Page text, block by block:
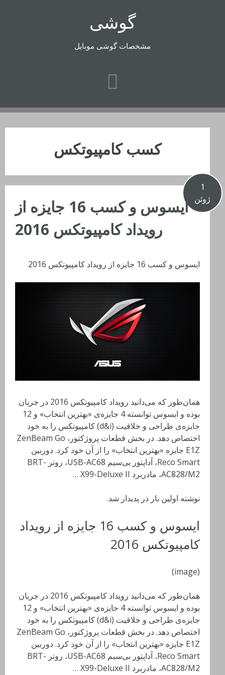
گوشی
مشخصات گوشی موبایل
کسب کامپیوتکس
1
ژوئن
ایسوس و کسب 16 جایزه از
رویداد کامپیوتکس 2016
ایسوس و کسب 16 جایزه از رویداد کامپیوتکس 2016
همان‌طور که می‌دانید رویداد کامپیوتکس 2016 در جریان
بوده و ایسوس توانسته 4 جایزه‌ی «بهترین انتخاب» و 12
جایزه‌‌ی طراحی و خلاقیت (d&i) کامپیوتکس را به خود
اختصاص دهد. در بخش قطعات پروژکتور، ZenBeam Go
E1Z جایزه «بهترین انتخاب» را از آن خود کرد. دوربین
Reco Smart، آداپتور بی‌سیم USB-AC68، روتر BRT-
AC828/M2، مادربرد X99-Deluxe II …
نوشته اولین بار در پدیدار شد.
ایسوس و کسب 16 جایزه از رویداد
کامپیوتکس 2016
(image)
همان‌طور که می‌دانید رویداد کامپیوتکس 2016 در جریان
بوده و ایسوس توانسته 4 جایزه‌ی «بهترین انتخاب» و 12
جایزه‌‌ی طراحی و خلاقیت (d&i) کامپیوتکس را به خود
اختصاص دهد. در بخش قطعات پروژکتور، ZenBeam Go
E1Z جایزه «بهترین انتخاب» را از آن خود کرد. دوربین
Reco Smart، آداپتور بی‌سیم USB-AC68، روتر BRT-
AC828/M2، مادربرد X99-Deluxe II …